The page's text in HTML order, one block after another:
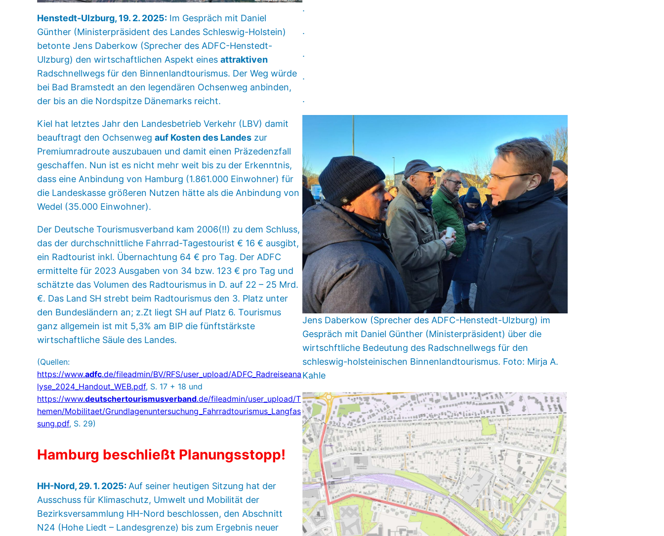
Henstedt-Ulzburg, 19. 2. 2025: Im Gespräch mit Daniel
Günther (Ministerpräsident des Landes Schleswig-Holstein)
betonte Jens Daberkow (Sprecher des ADFC-Henstedt-
Ulzburg) den wirtschaftlichen Aspekt einesattraktiven
Radschnellwegs für den Binnenlandtourismus. Der Weg würde
bei Bad Bramstedt an den legendären Ochsenweg anbinden,
der bis an die Nordspitze Dänemarks reicht.
Kiel hat letztes Jahr den Landesbetrieb Verkehr (LBV) damit
beauftragt den Ochsenwegauf Kosten des Landes zur
Premiumradroute auszubauen und damit einen Präzedenzfall
geschaffen. Nun ist es nicht mehr weit bis zu der Erkenntnis,
dass eine Anbindung von Hamburg (1.861.000 Einwohner) für
die Landeskasse größeren Nutzen hätte als die Anbindung von
Wedel (35.000 Einwohner).
Der Deutsche Tourismusverband kam 2006(!!) zu dem Schluss,
das der durchschnittliche Fahrrad-Tagestourist € 16 € ausgibt,
ein Radtourist inkl. Übernachtung 64 € pro Tag. Der ADFC
ermittelte für 2023 Ausgaben von 34 bzw. 123 € pro Tag und
schätzte das Volumen des Radtourismus in D. auf 22 – 25 Mrd.
€. Das Land SH strebt beim Radtourismus den 3. Platz unter
den Bundesländern an; z.Zt liegt SH auf Platz 6. Tourismus
ganz allgemein ist mit 5,3% am BIP die fünftstärkste
wirtschaftliche Säule des Landes.
(Quellen:
https://www.adfc.de/fileadmin/BV/RFS/user_upload/ADFC_Radreiseana
lyse_2024_Handout_WEB.pdf, S. 17 + 18 und
https://www.deutschertourismusverband.de/fileadmin/user_upload/T
hemen/Mobilitaet/Grundlagenuntersuchung_Fahrradtourismus_Langfas
sung.pdf, S. 29)
Hamburg beschließt Planungsstopp!
HH-Nord, 29. 1. 2025: Auf seiner heutigen Sitzung hat der
Ausschuss für Klimaschutz, Umwelt und Mobilität der
Bezirksversammlung HH-Nord beschlossen, den Abschnitt
N24 (Hohe Liedt – Landesgrenze) bis zum Ergebnis neuer
.
.
.
.
.
Jens Daberkow (Sprecher des ADFC-Henstedt-Ulzburg) im
Gespräch mit Daniel Günther (Ministerpräsident) über die
wirtschftliche Bedeutung des Radschnellwegs für den
schleswig-holsteinischen Binnenlandtourismus. Foto: Mirja A.
Kahle